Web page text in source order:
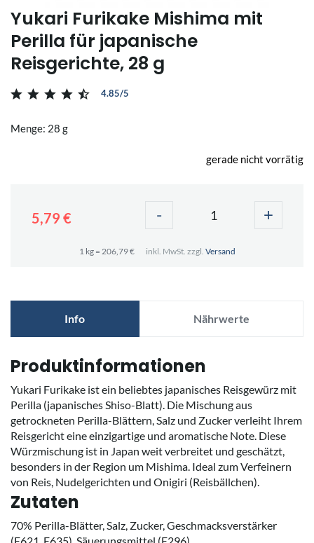
Yukari Furikake Mishima mit
Perilla für japanische
Reisgerichte, 28 g
4.85/5
Menge: 28 g
gerade nicht vorrätig
5,79 € - +
1 kg = 206,79 € inkl. MwSt. zzgl. Versand
Info Nährwerte
Produktinformationen
Yukari Furikake ist ein beliebtes japanisches Reisgewürz mit
Perilla (japanisches Shiso-Blatt). Die Mischung aus
getrockneten Perilla-Blättern, Salz und Zucker verleiht Ihrem
Reisgericht eine einzigartige und aromatische Note. Diese
Würzmischung ist in Japan weit verbreitet und geschätzt,
besonders in der Region um Mishima. Ideal zum Verfeinern
von Reis, Nudelgerichten und Onigiri (Reisbällchen).
Zutaten
70% Perilla-Blätter, Salz, Zucker, Geschmacksverstärker